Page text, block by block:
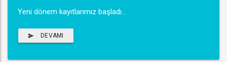
Yeni dönem kayıtlarımız başladı...
DEVAMI